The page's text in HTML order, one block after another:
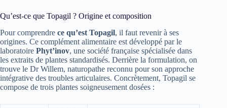
Qu’est-ce que Topagil ? Origine et composition
Pour comprendre ce qu’est Topagil, il faut revenir à ses
origines. Ce complément alimentaire est développé par le
laboratoire Phyt’inov, une société française spécialisée dans
les extraits de plantes standardisés. Derrière la formulation, on
trouve le Dr Willem, naturopathe reconnu pour son approche
intégrative des troubles articulaires. Concrètement, Topagil se
compose de trois plantes soigneusement dosées :